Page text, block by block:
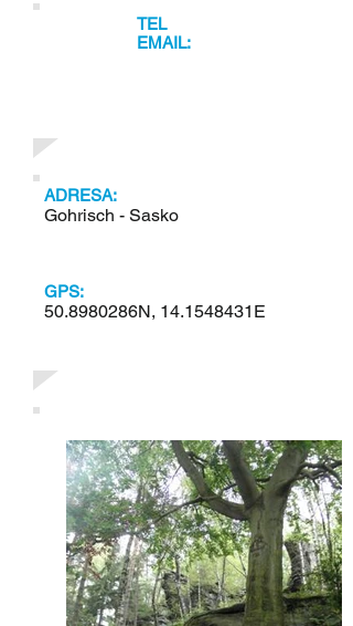
TEL
EMAIL:
ADRESA:
Gohrisch - Sasko
GPS:
50.8980286N, 14.1548431E